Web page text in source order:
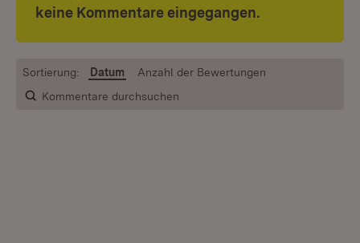
keine Kommentare eingegangen.
Kommentare durchsuchen
Sortierung: Datum Anzahl der Bewertungen